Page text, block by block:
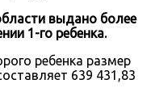
выдано более
1-го ребенка.
ребенка размер
639 431,83